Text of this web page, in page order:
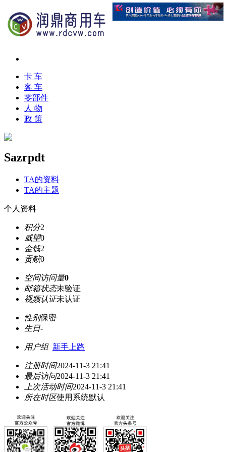
卡 车
客 车
零部件
人 物
政 策
Sazrpdt
TA的资料
TA的主题
个人资料
积分2
威望0
金钱2
贡献0
空间访问量0
邮箱状态未验证
视频认证未认证
性别保密
生日-
用户组 新手上路
注册时间2024-11-3 21:41
最后访问2024-11-3 21:41
上次活动时间2024-11-3 21:41
所在时区使用系统默认